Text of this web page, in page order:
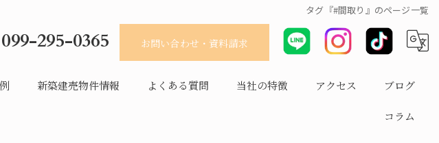
タグ『#間取り』のページ一覧
099-295-0365 お問い合わせ・資料請求
新築建売物件情報 よくある質問 当社の特徴 アクセス ブログ
コラム